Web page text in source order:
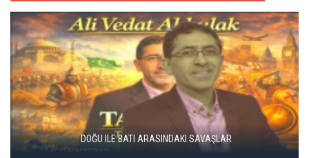
SESLİ ANLATIM ÇAĞDAŞ TÜRK VE DÜNYA TARİHİ